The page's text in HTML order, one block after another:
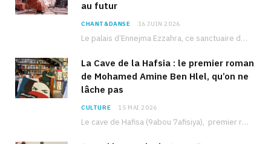
au futur
CHANT&DANSE 16 JUIN 2026
Le palais d’Ennejma Ezzahra, ce sanctuaire de la musique tunisienne et méditerranéenne construit par le…
La Cave de la Hafsia : le premier roman
de Mohamed Amine Ben Hlel, qu’on ne
lâche pas
CULTURE 15 MAI 2026
Le cave de Hafisa (9abou 7afisiya), premier roman du journaliste tunisien Mohamed Amine Ben Hlel,…